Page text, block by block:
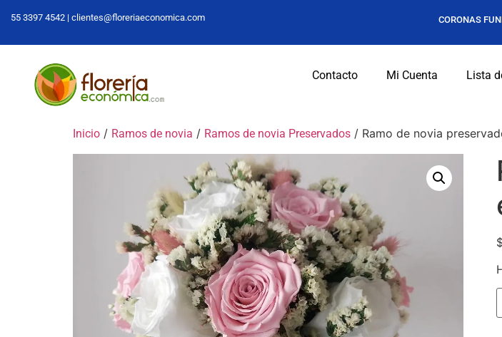
55 3397 4542 | clientes@floreriaeconomica.com CORONAS
Contacto Mi Cuenta Lista
Inicio / Ramos de novia / Ramos de novia Preservados / Ramo de novia